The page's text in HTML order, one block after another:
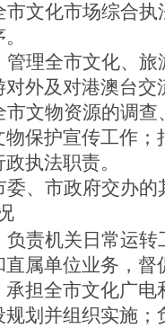
市文化市场综合
管理全市文化、
外及对港澳台
市文物资源的调
保护宣传工作
执法职责。
委、市政府交办
负责机关日常运转
属单位业务，
担全市文化广
划并组织实施